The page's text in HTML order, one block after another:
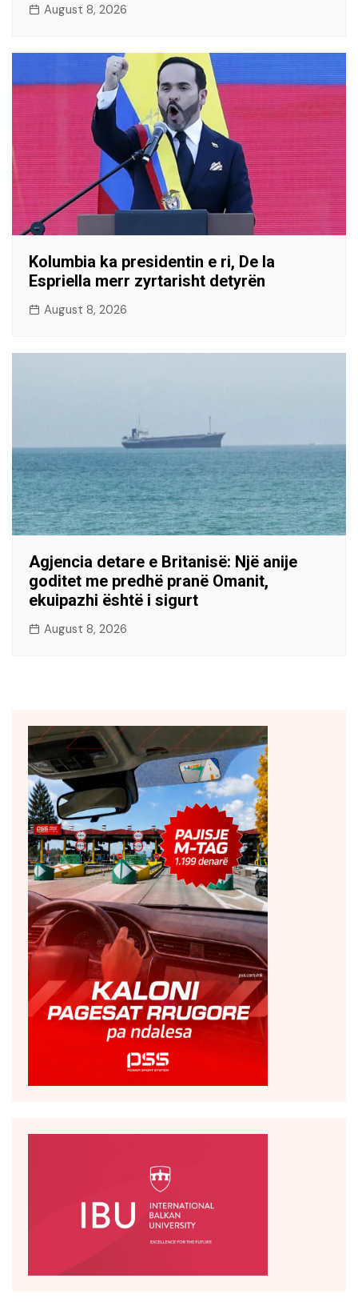
August 8, 2026
Kolumbia ka presidentin e ri, De la
Espriella merr zyrtarisht detyrën
August 8, 2026
Agjencia detare e Britanisë: Një anije
goditet me predhë pranë Omanit,
ekuipazhi është i sigurt
August 8, 2026